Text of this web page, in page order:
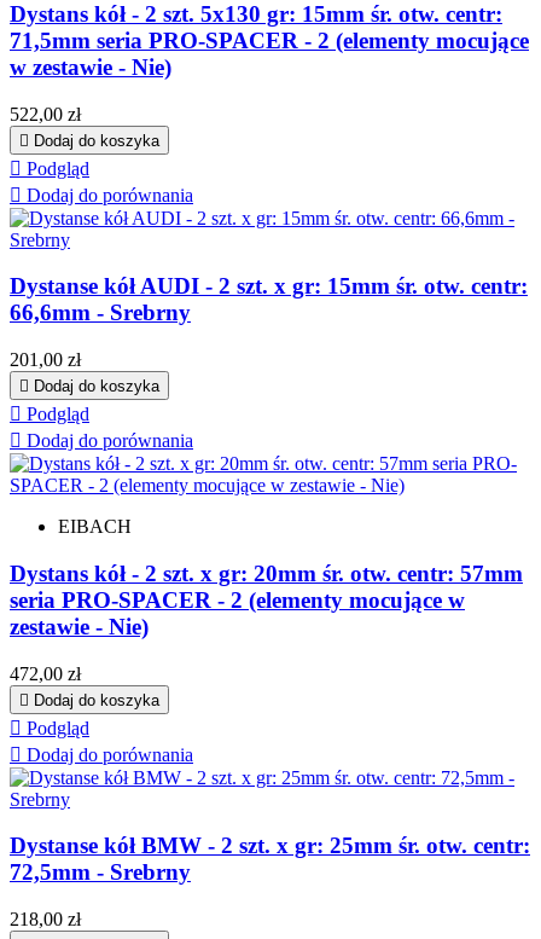
Dystans kół - 2 szt. 5x130 gr: 15mm śr. otw. centr:
71,5mm seria PRO-SPACER - 2 (elementy mocujące
w zestawie - Nie)
Cena
522,00 zł
 Dodaj do koszyka
 Podgląd
 Dodaj do porównania
Dystanse kół AUDI - 2 szt. x gr: 15mm śr. otw. centr:
66,6mm - Srebrny
Cena
201,00 zł
 Dodaj do koszyka
 Podgląd
 Dodaj do porównania
EIBACH
Dystans kół - 2 szt. x gr: 20mm śr. otw. centr: 57mm
seria PRO-SPACER - 2 (elementy mocujące w
zestawie - Nie)
Cena
472,00 zł
 Dodaj do koszyka
 Podgląd
 Dodaj do porównania
Dystanse kół BMW - 2 szt. x gr: 25mm śr. otw. centr:
72,5mm - Srebrny
Cena
218,00 zł